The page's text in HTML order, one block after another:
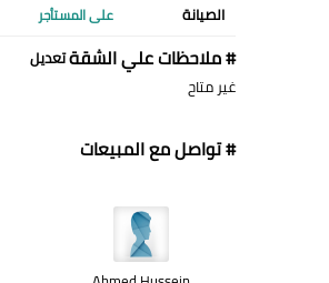
الصيانة على المستأجر
# ملاحظات علي الشقةتعديل
غير متاح
# تواصل مع المبيعات